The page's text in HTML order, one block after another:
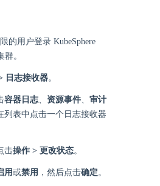
的用户登录 KubeSphere
。
日志接收器。
容器日志、 资源事件、 审计
列表中点击一个日志接收器
击操作 > 更改状态。
用或禁用 ，然后点击确定。